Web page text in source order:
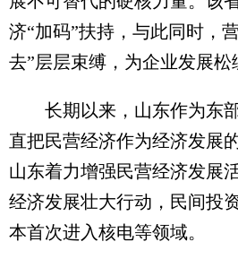
济“加码”扶持，与此同时，
去”层层束缚，为企业发展松
长期以来，山东作为东部
直把民营经济作为经济发展
山东着力增强民营经济发展
经济发展壮大行动，民间投
本首次进入核电等领域。